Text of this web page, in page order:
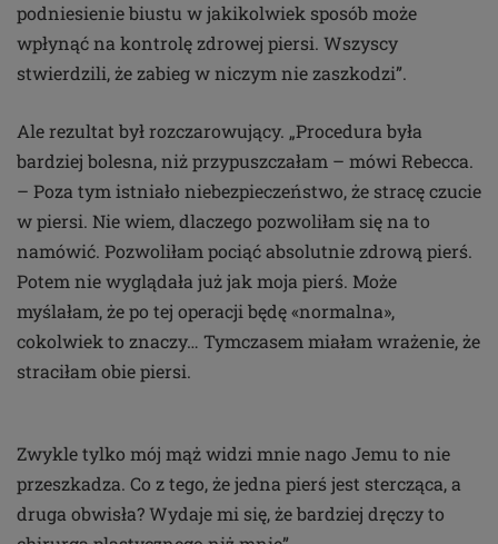
podniesienie biustu w jakikolwiek sposób może
wpłynąć na kontrolę zdrowej piersi. Wszyscy
stwierdzili, że zabieg w niczym nie zaszkodzi”.
Ale rezultat był rozczarowujący. „Procedura była
bardziej bolesna, niż przypuszczałam – mówi Rebecca.
– Poza tym istniało niebezpieczeństwo, że stracę czucie
w piersi. Nie wiem, dlaczego pozwoliłam się na to
namówić. Pozwoliłam pociąć absolutnie zdrową pierś.
Potem nie wyglądała już jak moja pierś. Może
myślałam, że po tej operacji będę «normalna»,
cokolwiek to znaczy… Tymczasem miałam wrażenie, że
straciłam obie piersi.
Zwykle tylko mój mąż widzi mnie nago Jemu to nie
przeszkadza. Co z tego, że jedna pierś jest stercząca, a
druga obwisła? Wydaje mi się, że bardziej dręczy to